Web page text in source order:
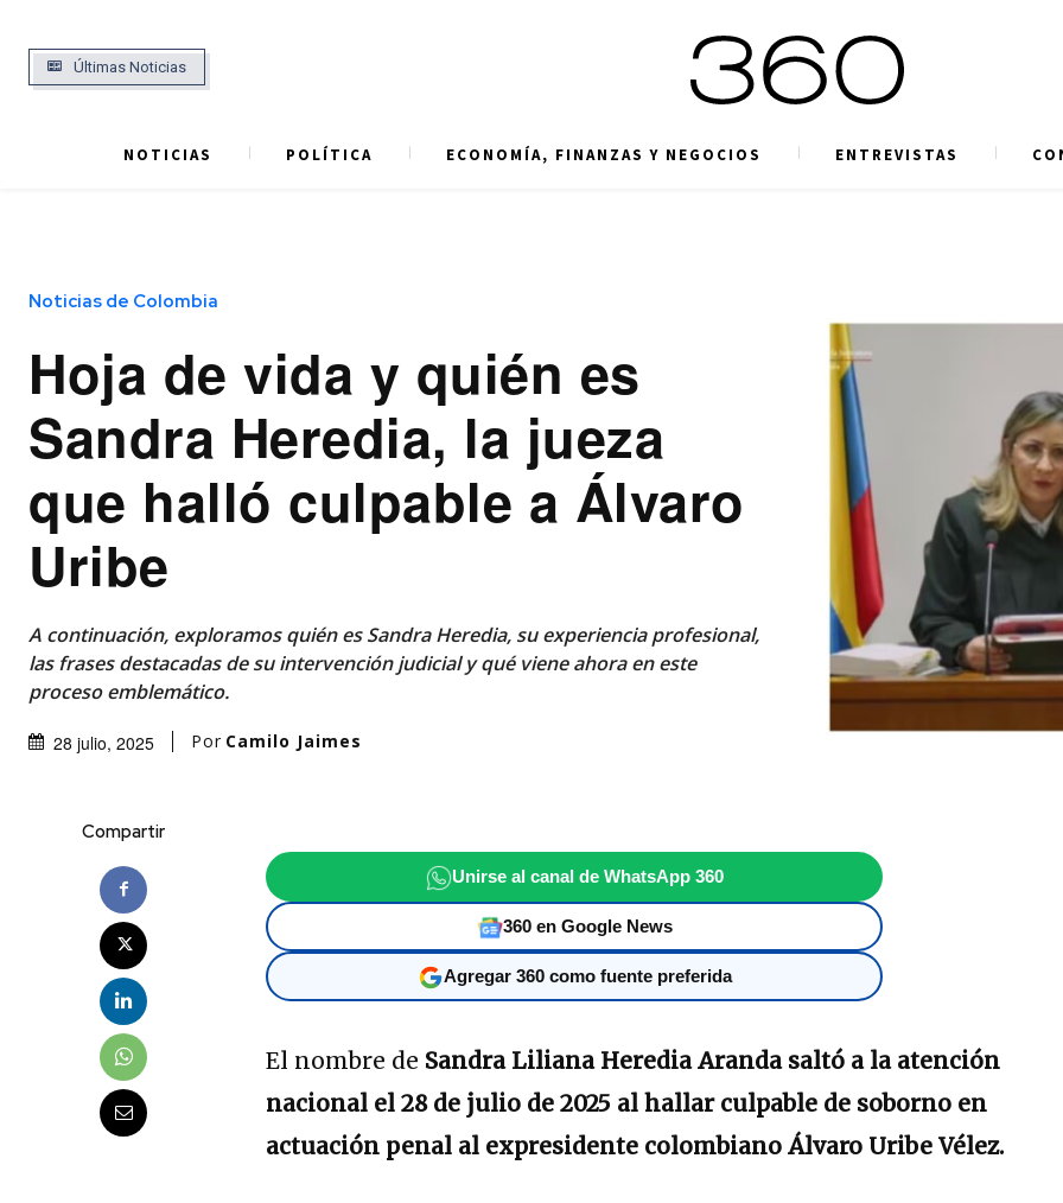
Últimas Noticias
NOTICIAS POLÍTICA ECONOMÍA, FINANZAS Y NEGOCIOS ENTREVISTAS
Noticias de Colombia
Hoja de vida y quién es
Sandra Heredia, la jueza
que halló culpable a Álvaro
Uribe
A continuación, exploramos quién es Sandra Heredia, su experiencia profesional,
las frases destacadas de su intervención judicial y qué viene ahora en este
proceso emblemático.
28 julio, 2025 Por Camilo Jaimes
Compartir
Unirse al canal de WhatsApp 360
360 en Google News
Agregar 360 como fuente preferida
El nombre de Sandra Liliana Heredia Aranda saltó a la atención
nacional el 28 de julio de 2025 al hallar culpable de soborno en
actuación penal al expresidente colombiano Álvaro Uribe Vélez.